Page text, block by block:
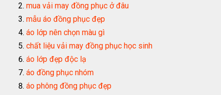
mua vải may đồng phục ở đâu
mẫu áo đồng phục đẹp
áo lớp nên chọn màu gì
chất liệu vải may đồng phục học sinh
áo lớp đẹp độc lạ
áo đồng phục nhóm
áo phông đồng phục đẹp